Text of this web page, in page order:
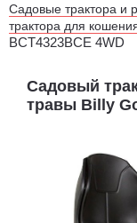
Садовые трактора и
трактора для
BCT4323BCE 4WD
Садовый
травы Billy